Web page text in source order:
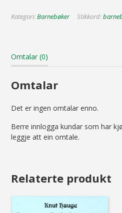
Kategori:Barnebøker Stikkord:
Omtalar (0)
Omtalar
Det er ingen omtalar enno.
Berre innlogga kundar som har
leggje att ein omtale.
Relaterte produkt